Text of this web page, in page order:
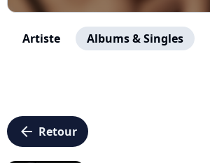
Artiste Albums & Singles
arrow_left Retour